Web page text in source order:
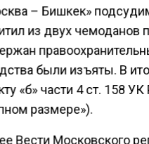
– Бишкек»
из двух чемоданов
были изъяты. В
«б» части 4 ст. 158
размере»).
Вести Московского